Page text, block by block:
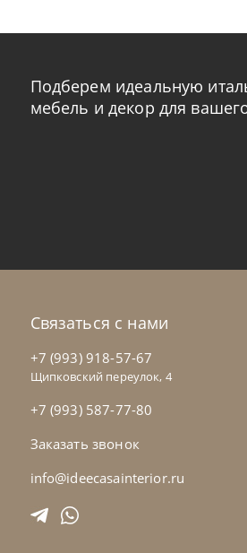
Подберем идеальную
мебель и декор для
Связаться с нами
+7 (993) 918-57-67
Щипковский переулок, 4
+7 (993) 587-77-80
Заказать звонок
info@ideecasainterior.ru